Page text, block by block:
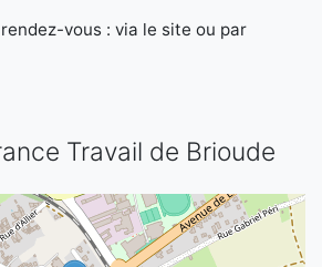
vous : via le site ou par
Travail de Brioude